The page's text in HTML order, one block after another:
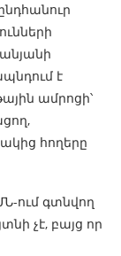
է
ամրոցի՝
հողերը
ում գտնվող
չէ, բայց որ